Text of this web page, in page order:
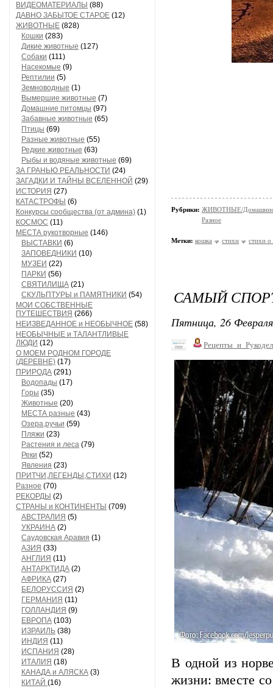
ВИДЕОМАТЕРИАЛЫ (88)
ДАВНО ЗАБЫТОЕ СТАРОЕ (12)
ЖИВОТНЫЕ (828)
Кошки (283)
Дикие животные (127)
Собаки (111)
Насекомые (9)
Рептилии (5)
Земноводные (1)
Вымершие животные (7)
Домашние питомцы (97)
Забавные животные (65)
Птицы (69)
Разные животные (55)
Редкие животные (63)
Рыбы и водяные животные (69)
ЗА ГРАНЬЮ РЕАЛЬНОСТИ (24)
ЗАГАДКИ И ТАЙНЫ ВСЕЛЕННОЙ (29)
ИСТОРИЯ (27)
КАТАСТРОФЫ (6)
Конкурсы сообщества (от админа) (1)
КОСМОС (11)
МЕСТА рукотворные (146)
ВЫСТАВКИ (6)
ЗАПОВЕДНИКИ (10)
МУЗЕИ (22)
ПАРКИ (56)
СВЯТИЛИЩА (21)
СКУЛЬПТУРЫ и ПАМЯТНИКИ (54)
МОИ СОБСТВЕННЫЕ
ПУТЕШЕСТВИЯ (266)
НЕИЗВЕДАННОЕ и НЕОБЫЧНОЕ (58)
НЕОБЫЧНЫЕ и ТАЛАНТЛИВЫЕ
ЛЮДИ (12)
О МОЕМ РОДНОМ ГОРОДЕ
(ДЕРЕВНЕ) (17)
ПРИРОДА (291)
Водопады (17)
Горы (35)
Животные (20)
МЕСТА разные (43)
Озера,ручьи (59)
Пляжи (23)
Растения и леса (79)
Реки (52)
Явления (23)
ПРИТЧИ,ЛЕГЕНДЫ,СТИХИ (12)
Разное (70)
РЕКОРДЫ (2)
СТРАНЫ и КОНТИНЕНТЫ (709)
АВСТРАЛИЯ (5)
УКРАИНА (2)
Саудовская Аравия (1)
АЗИЯ (33)
АНГЛИЯ (11)
АНТАРКТИДА (2)
АФРИКА (27)
БЕЛОРУССИЯ (2)
ГЕРМАНИЯ (11)
ГОЛЛАНДИЯ (9)
ЕВРОПА (103)
ИЗРАИЛЬ (38)
ИНДИЯ (11)
ИСПАНИЯ (28)
ИТАЛИЯ (18)
КАНАДА и АЛЯСКА (3)
КИТАЙ (16)
Рубрики: ЖИВОТНЫЕ/Домашние
Разное
Метки: кошка стихи стихи о
САМЫЙ
Пятница, 26
В одной из
жизни: вместе со